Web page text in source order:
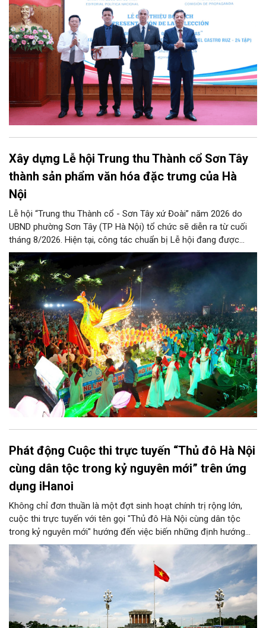
tập bằng tiếng Tây Ban Nha.
Xây dựng Lễ hội Trung thu Thành cổ Sơn Tây
thành sản phẩm văn hóa đặc trưng của Hà
Nội
Lễ hội “Trung thu Thành cổ - Sơn Tây xứ Đoài” năm 2026 do
UBND phường Sơn Tây (TP Hà Nội) tổ chức sẽ diễn ra từ cuối
tháng 8/2026. Hiện tại, công tác chuẩn bị Lễ hội đang được
chính quyền phường Sơn Tây cùng các phòng, ban, ngành, đơn
vị và 25 tổ dân phố khẩn trương triển khai, tạo khí thế sôi nổi,
sẵn sàng mang đến cho Nhân dân và du khách một mùa Trung
thu quy mô, đặc sắc và giàu bản sắc văn hóa xứ Đoài.
Phát động Cuộc thi trực tuyến “Thủ đô Hà Nội
cùng dân tộc trong kỷ nguyên mới” trên ứng
dụng iHanoi
Không chỉ đơn thuần là một đợt sinh hoạt chính trị rộng lớn,
cuộc thi trực tuyến với tên gọi "Thủ đô Hà Nội cùng dân tộc
trong kỷ nguyên mới" hướng đến việc biến những định hướng
chiến lược trong Nghị quyết số 02-NQ/TW của Bộ Chính trị
thành niềm tin, thành nhận thức chung của mỗi người dân.